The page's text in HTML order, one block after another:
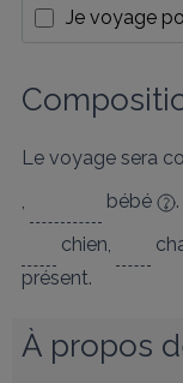
Je voyage
Le voyage sera
,
bébé
.
chien,
présent.
À propos